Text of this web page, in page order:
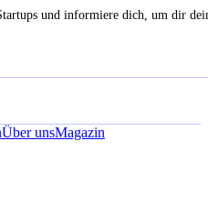
und informiere dich, um dir
Über unsMagazin